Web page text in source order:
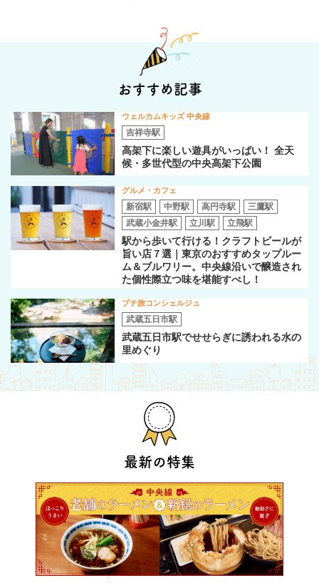
おすすめ記事
ウェルカムキッズ 中央線
吉祥寺駅
高架下に楽しい遊具がいっぱい！ 全天
候・多世代型の中央高架下公園
グルメ・カフェ
新宿駅 中野駅 高円寺駅
三鷹駅
武蔵小金井駅
立川駅 立飛駅
駅から歩いて行ける！クラフトビールが
旨い店７選｜東京のおすすめタップルー
ム＆ブルワリー。中央線沿いで醸造され
た個性際立つ味を堪能すべし！
プチ旅コンシェルジュ
武蔵五日市駅
武蔵五日市駅でせせらぎに誘われる水の
里めぐり
最新の特集